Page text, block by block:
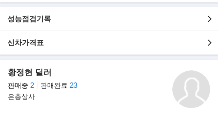
- 정식출고
- 18,630km 실주행
- 효율적인 디젤 엔진 탑재
- 깔끔하게 관리된 내/외관 컨디션 유지
- 네비/전.후방캠/어라운드뷰/
전동사이드스탭
등..
성능점검기록
신차가격표
황정현 딜러
판매중 2 판매완료 23
은총상사